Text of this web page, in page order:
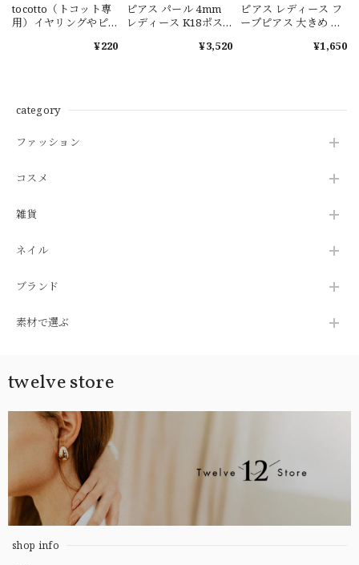
tocotto（トコット専
用）イヤリングやピ
¥220
ピアス パール 4mm
レディース K18ポス
ッケルフリー 韓国ピ
¥3,520
ピアス レディース フ
ープピアス 大きめ ピ
チタン【tocotto】
ンタイン ホワイトデ
¥1,650
category
ファッション
コスメ
雑貨
ネイル
ブランド
素材で選ぶ
twelve store
shop info